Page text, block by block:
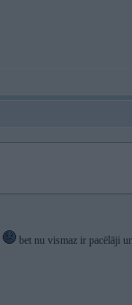
bet nu vismaz ir pacēlāji